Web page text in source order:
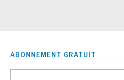
ABONNEMENT GRATUIT